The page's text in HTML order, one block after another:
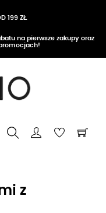
199 ZŁ
na pierwsze zakupy oraz
z